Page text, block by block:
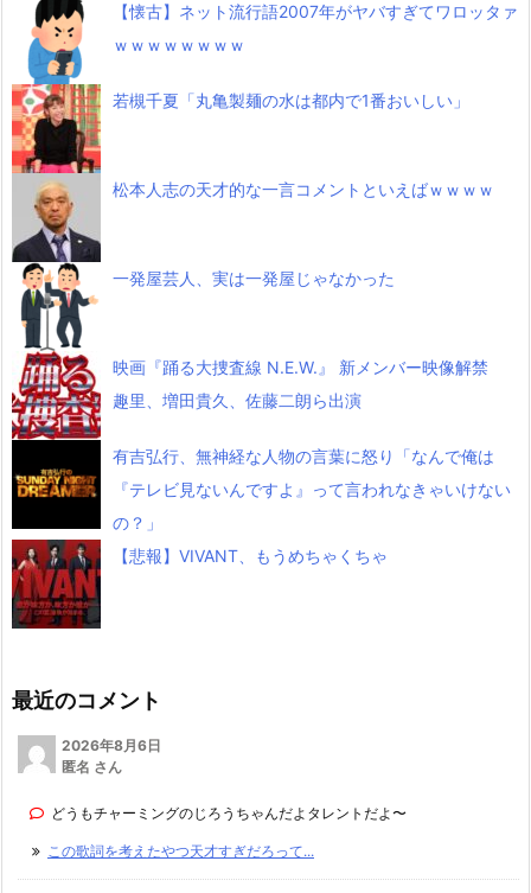
【懐古】ネット流行語2007年がヤバすぎてワロッタァ
ｗｗｗｗｗｗｗｗ
若槻千夏「丸亀製麺の水は都内で1番おいしい」
松本人志の天才的な一言コメントといえばｗｗｗｗ
一発屋芸人、実は一発屋じゃなかった
映画『踊る大捜査線 N.E.W.』 新メンバー映像解禁
趣里、増田貴久、佐藤二朗ら出演
有吉弘行、無神経な人物の言葉に怒り「なんで俺は
『テレビ見ないんですよ』って言われなきゃいけない
の？」
【悲報】VIVANT、もうめちゃくちゃ
最近のコメント
2026年8月6日
匿名 さん
どうもチャーミングのじろうちゃんだよタレントだよ〜
この歌詞を考えたやつ天才すぎだろって...